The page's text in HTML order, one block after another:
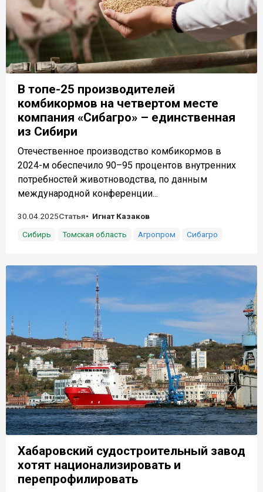
В топе-25 производителей
комбикормов на четвертом месте
компания «Сибагро» – единственная
из Сибири
Отечественное производство комбикормов в
2024-м обеспечило 90–95 процентов внутренних
потребностей животноводства, по данным
международной конференции...
30.04.2025Статья
Игнат Казаков
Сибирь
Томская область Агропром Сибагро
Хабаровский судостроительный завод
хотят национализировать и
перепрофилировать